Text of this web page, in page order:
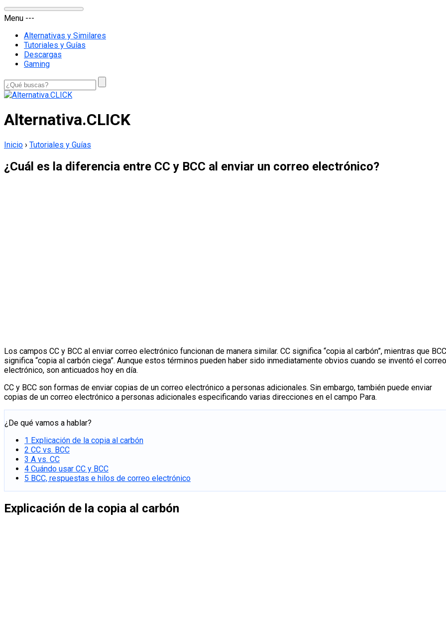
Menu ---
Alternativas y Similares
Tutoriales y Guías
Descargas
Gaming
Alternativa.CLICK
Inicio › Tutoriales y Guías
¿Cuál es la diferencia entre CC y BCC al enviar un correo electrónico?
Los campos CC y BCC al enviar correo electrónico funcionan de manera similar. CC significa “copia al carbón”, mientras que BCC
significa “copia al carbón ciega”. Aunque estos términos pueden haber sido inmediatamente obvios cuando se inventó el correo
electrónico, son anticuados hoy en día.
CC y BCC son formas de enviar copias de un correo electrónico a personas adicionales. Sin embargo, también puede enviar
copias de un correo electrónico a personas adicionales especificando varias direcciones en el campo Para.
¿De qué vamos a hablar?
1 Explicación de la copia al carbón
2 CC vs. BCC
3 A vs. CC
4 Cuándo usar CC y BCC
5 BCC, respuestas e hilos de correo electrónico
Explicación de la copia al carbón